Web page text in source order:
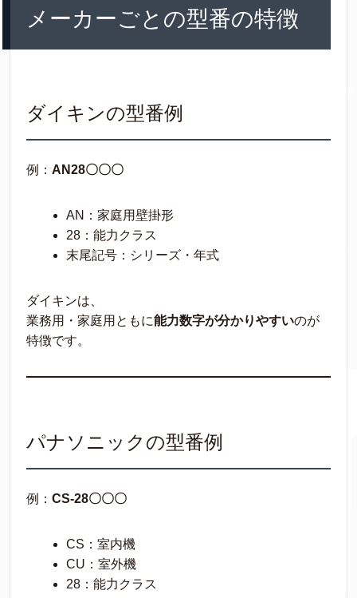
メーカーごとの型番の特徴
ダイキンの型番例
例： AN28〇〇〇
AN：家庭用壁掛形
28：能力クラス
末尾記号：シリーズ・年式
ダイキンは、
業務用・家庭用ともに能力数字が分かりやすいのが
特徴です。
パナソニックの型番例
例： CS-28〇〇〇
CS：室内機
CU：室外機
28：能力クラス